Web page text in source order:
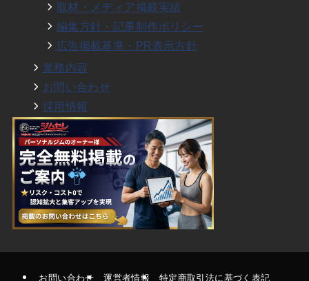
取材・メディア掲載実績
編集方針・記事制作ポリシー
広告掲載基準・PR表示方針
業務内容
お問い合わせ
採用情報
お問い合わせ 運営者情報 特定商取引法に基づく表記